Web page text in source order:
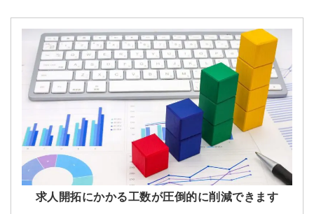
求人開拓にかかる工数が圧倒的に削減できます